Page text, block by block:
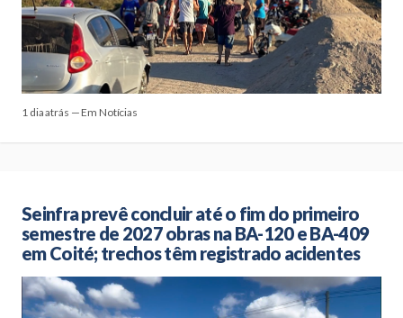
1 dia atrás — Em Notícias
Seinfra prevê concluir até o fim do primeiro
semestre de 2027 obras na BA-120 e BA-409
em Coité; trechos têm registrado acidentes